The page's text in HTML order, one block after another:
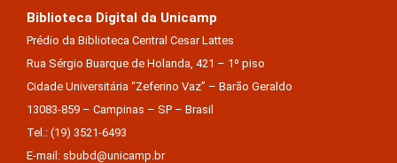
Biblioteca Digital da Unicamp
Prédio da Biblioteca Central Cesar Lattes
Rua Sérgio Buarque de Holanda, 421 – 1º piso
Cidade Universitária “Zeferino Vaz” – Barão Geraldo
13083-859 – Campinas – SP – Brasil
Tel.: (19) 3521-6493
E-mail: sbubd@unicamp.br